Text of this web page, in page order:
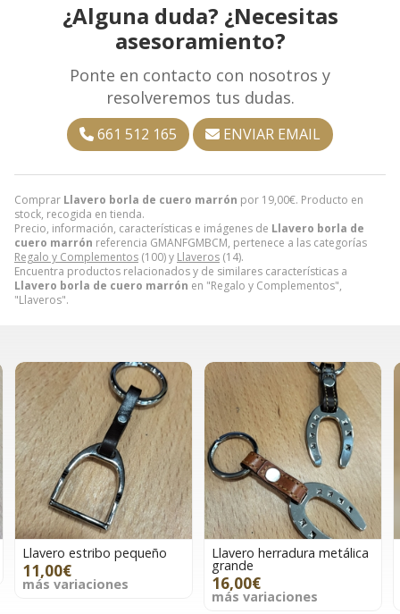
Comprar Llavero borla de cuero marrón por 19,00€. Producto en
stock, recogida en tienda.
Precio, información, características e imágenes de Llavero borla de
cuero marrón referencia GMANFGMBCM, pertenece a las categorías
Regalo y Complementos (100) y Llaveros (14).
Encuentra productos relacionados y de similares características a
Llavero borla de cuero marrón en "Regalo y Complementos",
"Llaveros".
¿Alguna duda? ¿Necesitas
asesoramiento?
Ponte en contacto con nosotros y
resolveremos tus dudas.
661 512 165 ENVIAR EMAIL
Llavero herradura metálica
grande
16,00€
Llavero herradura metálica
pequeña
11,00€
más variaciones